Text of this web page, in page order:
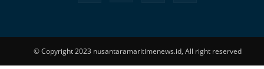
© Copyright 2023 nusantaramaritimenews.id, All right reserved